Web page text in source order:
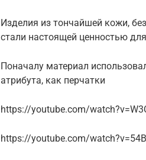
Изделия из тончайшей кожи,
стали настоящей ценностью
Поначалу материал
атрибута, как перчатки
https://youtube.com/
https://youtube.com/